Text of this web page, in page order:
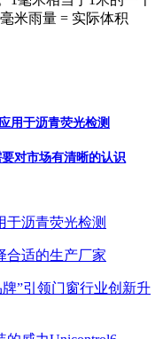
米雨量 = 实际体积
用于沥青荧光检测
对市场有清晰的认识
于沥青荧光检测
合适的生产厂家
”引领门窗行业创新升